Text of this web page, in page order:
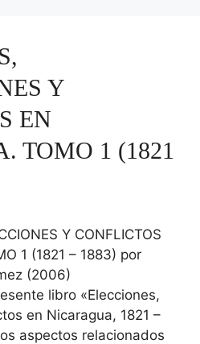
Y
EN
TOMO 1 (1821
Y CONFLICTOS
1 (1821 – 1883) por
(2006)
libro «Elecciones,
en Nicaragua, 1821 –
aspectos relacionados